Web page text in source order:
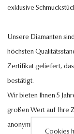
exklusive
Unsere Diamanten
höchsten
Zertifikat geliefert, das
bestätigt.
Wir bieten Ihnen 5
großen Wert auf Ihre
anonymisierten
Cookies